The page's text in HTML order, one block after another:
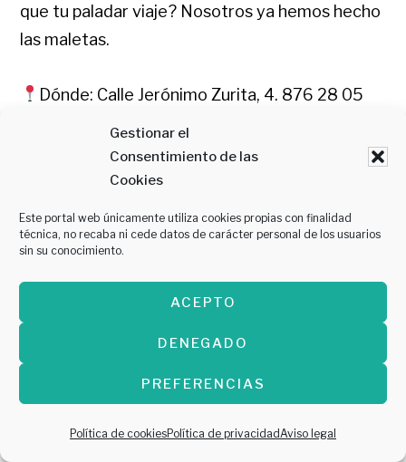
Gestionar el
Consentimiento de las
Cookies
Este portal web únicamente utiliza cookies propias con finalidad
técnica, no recaba ni cede datos de carácter personal de los usuarios
sin su conocimiento.
ACEPTO
DENEGADO
PREFERENCIAS
Política de cookiesPolítica de privacidadAviso legal
que tu paladar viaje? Nosotros ya hemos hecho
las maletas.
Dónde: Calle Jerónimo Zurita, 4. 876 28 05
6-Basho Café